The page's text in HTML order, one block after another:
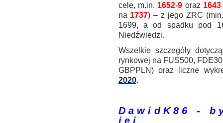
cele, m.in. 1652-9 oraz 1643
na 1737) – z jego ZRC
1699, a od spadku pod
Niedźwiedzi.
Wszelkie szczegóły
rynkowej na FUS500,
GBPPLN) oraz liczne
2020.
D a w i d K 8 6 - b
i e j